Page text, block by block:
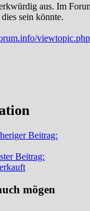
aus. Im
sein könnte.
Beitrag:
Beitrag:
mögen